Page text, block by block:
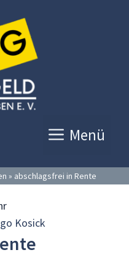
Menü
» abschlagsfrei in Rente
Kosick